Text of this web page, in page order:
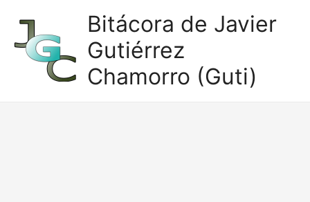
contenido
Bitácora de Javier
Gutiérrez
Chamorro (Guti)